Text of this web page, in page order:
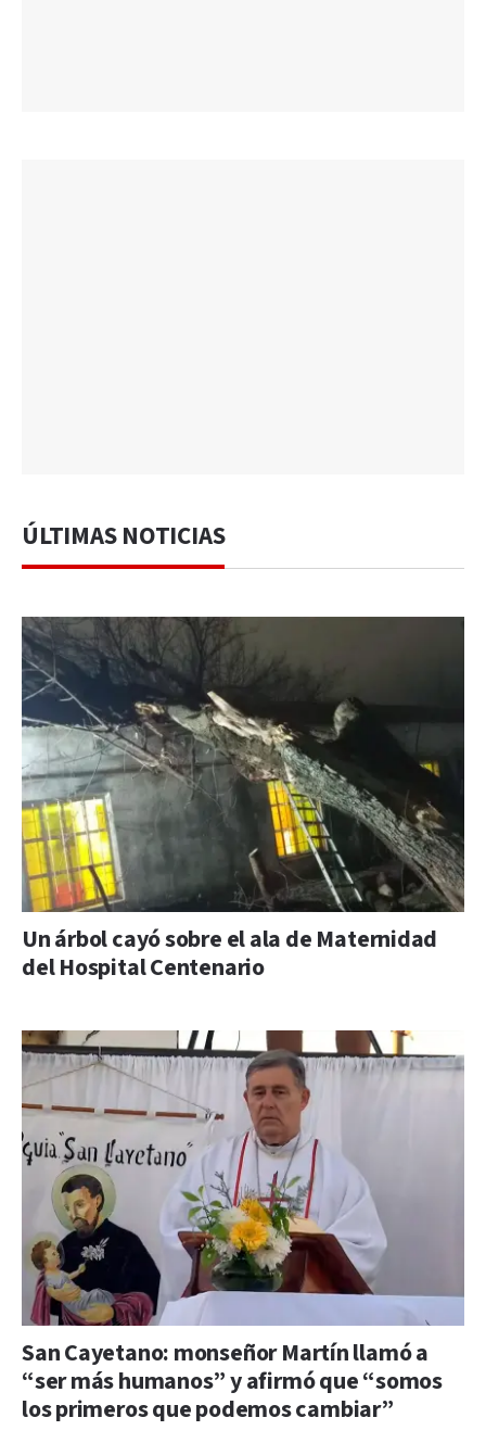
ÚLTIMAS NOTICIAS
Un árbol cayó sobre el ala de Maternidad
del Hospital Centenario
San Cayetano: monseñor Martín llamó a
“ser más humanos” y afirmó que “somos
los primeros que podemos cambiar”